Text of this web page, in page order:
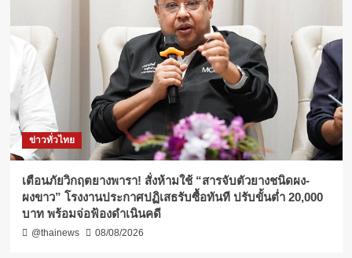
ข่าวทั่วไทย
เตือนภัยวิกฤตยางพารา! สั่งห้ามใช้ “สารจับตัวยางชนิดผง-
ผงขาว” โรงงานประกาศปฏิเสธรับซื้อทันที ปรับขั้นต่ำ 20,000
บาท พร้อมจ่อฟ้องดำเนินคดี
@thainews 08/08/2026